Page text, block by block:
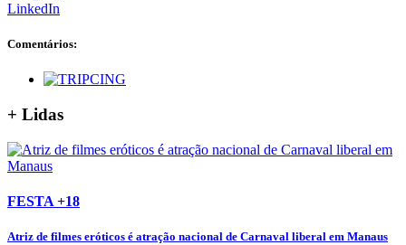
LinkedIn
Comentários:
+ Lidas
FESTA +18
Atriz de filmes eróticos é atração nacional de Carnaval liberal em Manaus